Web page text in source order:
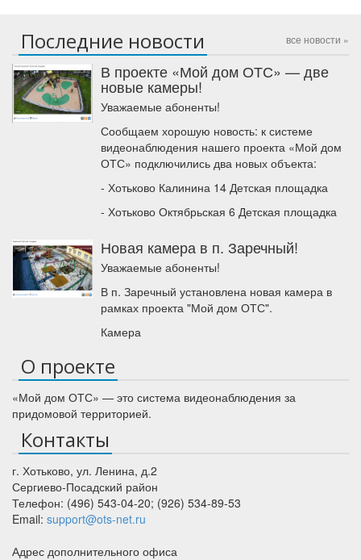
все новости »
Последние новости
В проекте «Мой дом ОТС» — две
новые камеры!
Уважаемые абоненты!
Сообщаем хорошую новость: к системе
видеонаблюдения нашего проекта «Мой дом
ОТС» подключились два новых объекта:
- Хотьково Калинина 14 Детская площадка
- Хотьково Октябрьская 6 Детская площадка
Новая камера в п. Заречный!
Уважаемые абоненты!
В п. Заречный установлена новая камера в
рамках проекта "Мой дом ОТС".
Камера
О проекте
«Мой дом ОТС» — это система видеонаблюдения за
придомовой территорией.
Контакты
г. Хотьково, ул. Ленина, д.2
Сергиево-Посадский район
Телефон: (496) 543-04-20; (926) 534-89-53
Email: support@ots-net.ru
Адрес дополнительного офиса